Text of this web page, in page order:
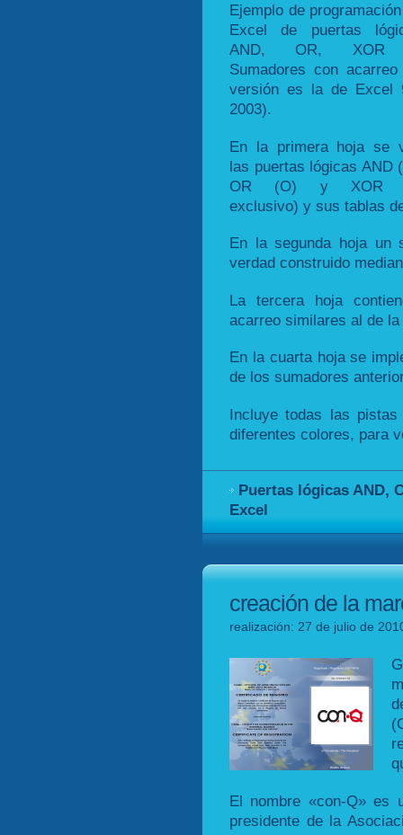
Ejemplo de
Excel de puertas
AND, OR,
Sumadores con
versión es la de Excel
2003).
En la primera hoja se
las puertas lógicas AND
OR (O) y XOR
exclusivo) y sus tablas
En la segunda hoja un
verdad construido
La tercera hoja
acarreo similares al de
En la cuarta hoja se
de los sumadores
Incluye todas las
diferentes colores, para
Puertas lógicas AND,
Excel
creación de la
realización: 27 de julio de
El nombre «con-Q» es
presidente de la